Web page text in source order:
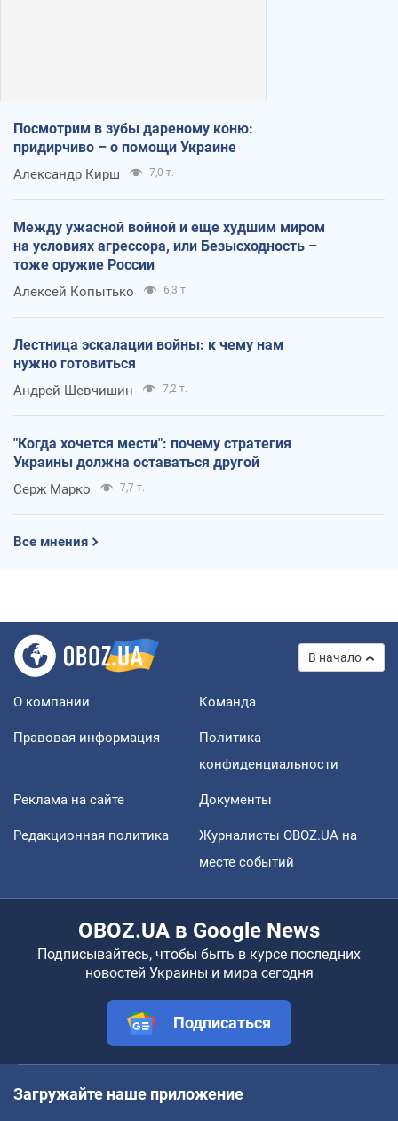
Посмотрим в зубы дареному коню:
придирчиво – о помощи Украине
Александр Кирш 7,0 т.
Между ужасной войной и еще худшим миром
на условиях агрессора, или Безысходность –
тоже оружие России
Алексей Копытько 6,3 т.
Лестница эскалации войны: к чему нам
нужно готовиться
Андрей Шевчишин 7,2 т.
"Когда хочется мести": почему стратегия
Украины должна оставаться другой
Серж Марко 7,7 т.
Все мнения
В начало
О компании Команда
Правовая информация
Политика
конфиденциальности
Реклама на сайте Документы
Редакционная политика
Журналисты OBOZ.UA на
месте событий
OBOZ.UA в Google News
Подписывайтесь, чтобы быть в курсе последних
новостей Украины и мира сегодня
Подписаться
Загружайте наше приложение